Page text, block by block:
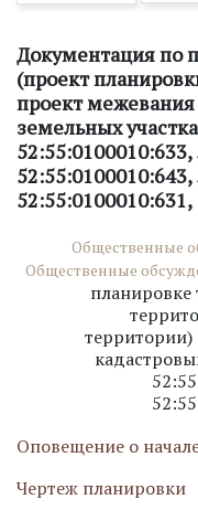
Документация по
(проект
проект межевания
земельных
52:55:0100010:631,
Общественные
Общественные
территории)
Оповещение о
Чертеж планировки